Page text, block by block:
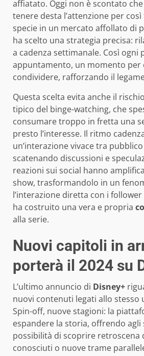
affiatato. Oggi non è scontato
tenere desta l’attenzione per
specie in un mercato affollato di
ha scelto una strategia precisa:
a cadenza settimanale. Così ogni
appuntamento, un momento per
condividere, rafforzando il
Questa scelta evita anche il
tipico del binge-watching, che
consumare troppo in fretta una
presto l’interesse. Il ritmo
un’interazione vivace tra
scatenando discussioni e
reazioni sui social hanno
show, trasformandolo in un
l’interazione diretta con i
ha costruito una vera e propria
alla serie.
Nuovi capitoli in
porterà il 2024 su
L’ultimo annuncio di Disney+
nuovi contenuti legati allo stesso
Spin-off, nuove stagioni: la
espandere la storia, offrendo
possibilità di scoprire retroscena
conosciuti o nuove trame